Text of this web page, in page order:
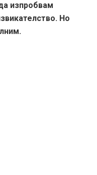
изпробвам
Но